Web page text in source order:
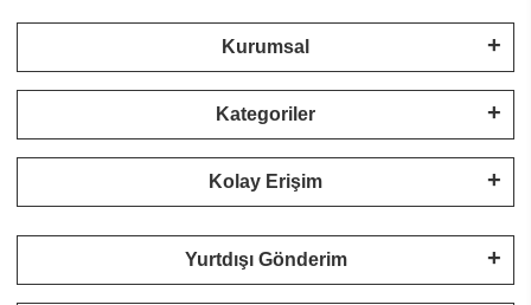
Kurumsal
Kategoriler
Kolay Erişim
Yurtdışı Gönderim